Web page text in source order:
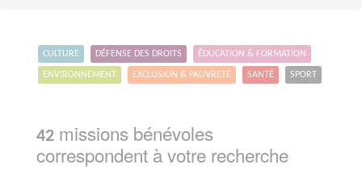
CULTURE DÉFENSE DES DROITS ÉDUCATION & FORMATION
ENVIRONNEMENT EXCLUSION & PAUVRETÉ SANTÉ SPORT
42 missions bénévoles
correspondent à votre recherche